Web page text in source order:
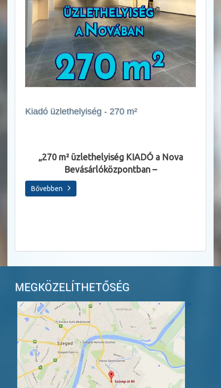
Kiadó üzlethelyiség - 270 m²
„270 m² üzlethelyiség KIADÓ a Nova
Bevásárlóközpontban –
Bővebben
MEGKÖZELÍTHETŐSÉG
>